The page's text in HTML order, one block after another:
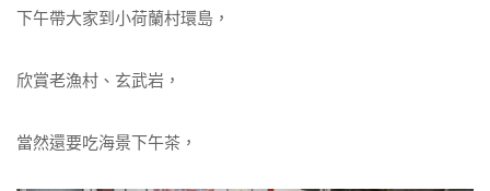
下午帶大家到小荷蘭村環島，
欣賞老漁村、玄武岩，
當然還要吃海景下午茶，